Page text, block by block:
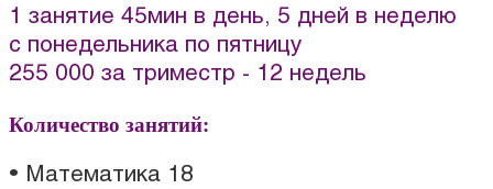
1 занятие 45мин в день, 5 дней в неделю
с понедельника по пятницу
255 000 за триместр - 12 недель
Количество занятий:
• Математика 18